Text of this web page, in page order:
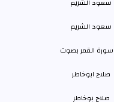
سعود الشريم
صلاح بوخاطر